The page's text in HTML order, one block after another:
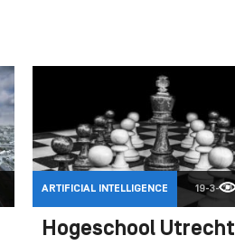
ARTIFICIAL INTELLIGENCE 19-3-'21
Hogeschool Utrecht